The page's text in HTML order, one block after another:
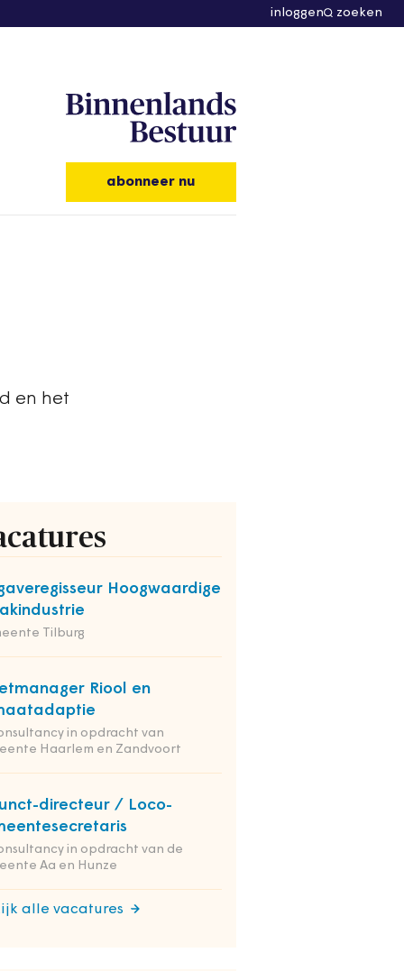
inloggen zoeken
abonneer nu
en het
Hoogwaardige
Tilburg
Riool en
in opdracht van
Haarlem en Zandvoort
directeur / Loco-
in opdracht van de
Aa en Hunze
alle vacatures